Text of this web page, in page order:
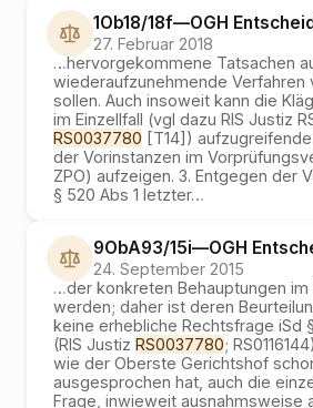
1Ob18/18f—OGH
27. Februar 2018
…hervorgekommene Tatsachen
wiederaufzunehmende Verfahren
sollen. Auch insoweit kann die
im Einzellfall (vgl dazu RIS Justiz
RS0037780 [T14])
der Vorinstanzen im
ZPO) aufzeigen. 3. Entgegen der
§ 520 Abs 1 letzter…
9ObA93/15i—OGH
24. September 2015
…der konkreten Behauptungen
werden; daher ist deren
keine erhebliche Rechtsfrage iSd
(RIS Justiz RS0037780;
wie der Oberste Gerichtshof
ausgesprochen hat, auch die
Frage, inwieweit ausnahmsweise